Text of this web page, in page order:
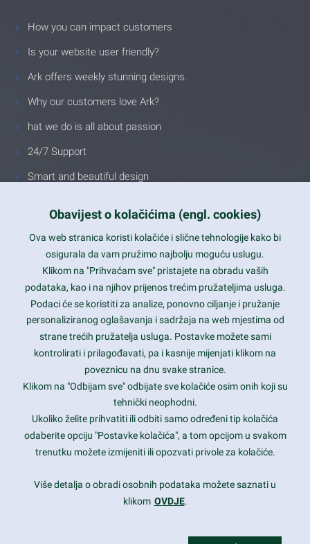
How you can impact customers
Is your website user friendly?
Ark offers weekly stunning designs.
Why our customers love Ark?
hat we do is all about passion
24/7 Support
Smart and beautiful design
Latest trends and much more...
Contact Info
1600 Amphitheatre Parkway, Mountain View, CA 94043
prothemes.net@gmail.com
Daily: 9:00 am - 6:00 pm
Sunday: Closed
Copyright 2017FRESHFACE© All Rights Reserved
Obavijest o kolačićima (engl. cookies)
Ova web stranica koristi kolačiće i slične tehnologije kako bi
osigurala da vam pružimo najbolju moguću uslugu.
Klikom na "Prihvaćam sve" pristajete na obradu vaših
podataka, kao i na njihov prijenos trećim pružateljima usluga.
Podaci će se koristiti za analize, ponovno ciljanje i pružanje
personaliziranog oglašavanja i sadržaja na web mjestima od
strane trećih pružatelja usluga. Postavke možete sami
kontrolirati i prilagođavati, pa i kasnije mijenjati klikom na
poveznicu na dnu svake stranice.
Klikom na "Odbijam sve" odbijate sve kolačiće osim onih koji su
tehnički neophodni.
Ukoliko želite prihvatiti ili odbiti samo određeni tip kolačića
odaberite opciju "Postavke kolačića", a tom opcijom u svakom
trenutku možete izmijeniti ili opozvati privole za kolačiće.
Više detalja o obradi osobnih podataka možete saznati u
klikom OVDJE.